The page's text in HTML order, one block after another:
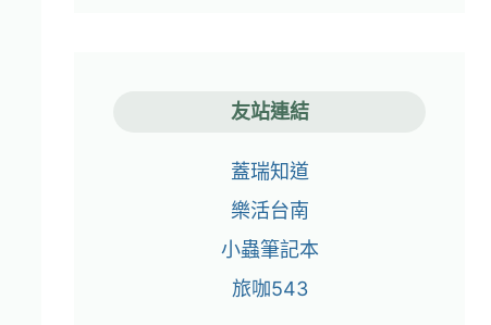
友站連結
蓋瑞知道
樂活台南
小蟲筆記本
旅咖543